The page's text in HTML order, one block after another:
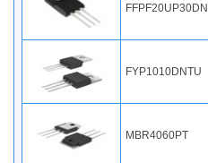
FYP1010DNTU
MBR4060PT